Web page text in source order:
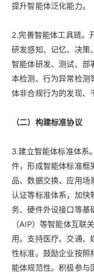
提升智能体泛化能力。
2.完善智能体工具链。
研发感知、记忆、决策
智能体研发、测试、部
本检测、行为异常检测
体非合规行为的发现、
（二）构建标准协议
3.建立智能体标准体系
件，形成智能体标准框
品、数据交换、应用场
认证等标准体系，加快
务、硬件外设接口等基
（AIP）等智能体互联
用。支持医疗、交通、
性标准。鼓励企业按照
能体规范性。积极参与